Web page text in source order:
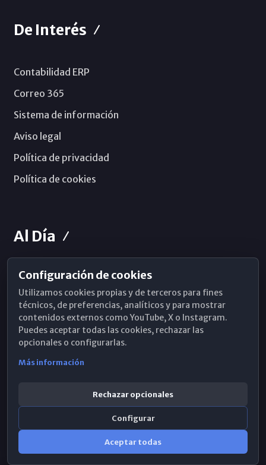
De Interés
Contabilidad ERP
Correo 365
Sistema de información
Aviso legal
Política de privacidad
Política de cookies
Al Día
Horarios de Misa
Hemeroteca
WhatsApp
Configuración de cookies
Utilizamos cookies propias y de terceros para fines
técnicos, de preferencias, analíticos y para mostrar
contenidos externos como YouTube, X o Instagram.
Puedes aceptar todas las cookies, rechazar las
opcionales o configurarlas.
Más información
Rechazar opcionales
Configurar
Aceptar todas